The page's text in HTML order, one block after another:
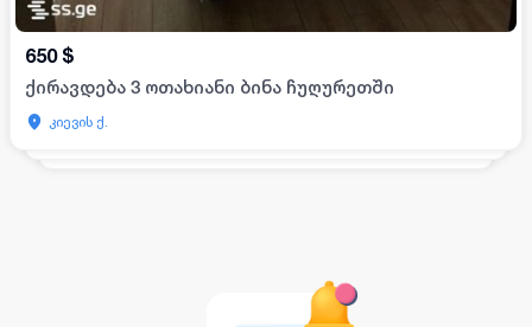
650 $
ქირავდება 3 ოთახიანი ბინა ჩუღურეთში
კიევის ქ.